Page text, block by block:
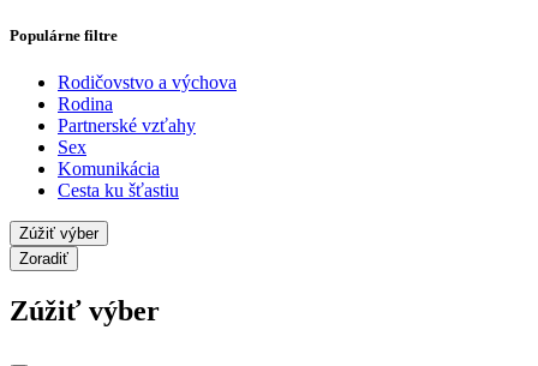
Populárne filtre
Rodičovstvo a výchova
Rodina
Partnerské vzťahy
Sex
Komunikácia
Cesta ku šťastiu
Zúžiť výber
Zoradiť
Zúžiť výber